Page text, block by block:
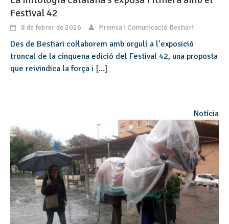
Festival 42
8 de febrer de 2026 Premsa i Comunicació Bestiari
Des de Bestiari col·laborem amb orgull a l’exposició
troncal de la cinquena edició del Festival 42, una proposta
que reivindica la força i [...]
Notícia